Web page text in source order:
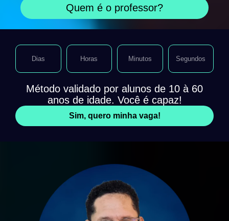
Quem é o professor?
Método validado por alunos de 10 à 60
anos de idade. Você é capaz!
Sim, quero minha vaga!
Dias Horas Minutos Segundos